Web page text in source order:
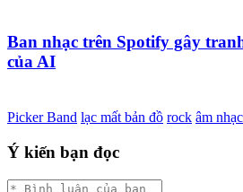
Ban nhạc trên Spotify gây
của AI
Picker Band lạc mất bản đồ rock âm
Ý kiến bạn đọc